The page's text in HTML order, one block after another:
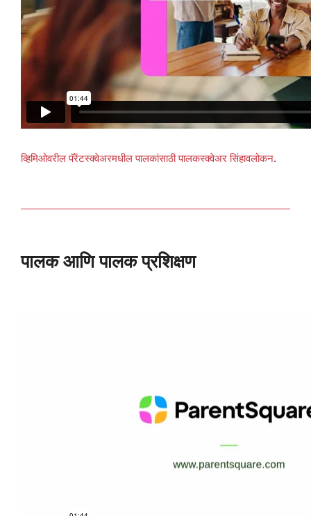
व्हिमिओवरील पॅरेंटस्क्वेअरमधील पालकांसाठी पालकस्क्वेअर सिंहावलोकन.
पालक आणि पालक प्रशिक्षण